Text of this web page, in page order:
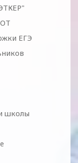
ЕГЭ
школы